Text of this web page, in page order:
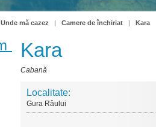
Unde mă cazez | Camere de închiriat | Kara
Kara
Cabană
Localitate:
Gura Râului